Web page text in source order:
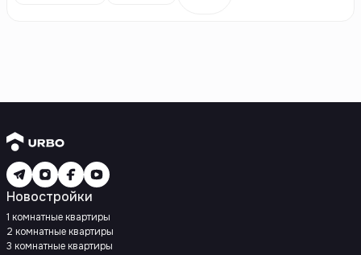
Новостройки
1 комнатные квартиры
2 комнатные квартиры
3 комнатные квартиры